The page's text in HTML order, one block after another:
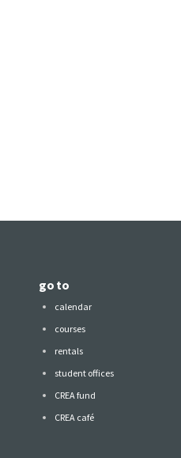
go to
calendar
courses
rentals
student offices
CREA fund
CREA café